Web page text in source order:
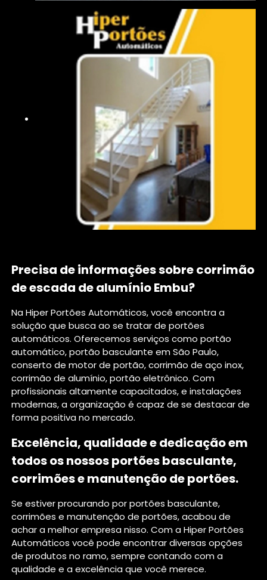
Precisa de informações sobre corrimão
de escada de alumínio Embu?
Na Hiper Portões Automáticos, você encontra a
solução que busca ao se tratar de portões
automáticos. Oferecemos serviços como portão
automático, portão basculante em São Paulo,
conserto de motor de portão, corrimão de aço inox,
corrimão de alumínio, portão eletrônico. Com
profissionais altamente capacitados, e instalações
modernas, a organização é capaz de se destacar de
forma positiva no mercado.
Excelência, qualidade e dedicação em
todos os nossos portões basculante,
corrimões e manutenção de portões.
Se estiver procurando por portões basculante,
corrimões e manutenção de portões, acabou de
achar a melhor empresa nisso. Com a Hiper Portões
Automáticos você pode encontrar diversas opções
de produtos no ramo, sempre contando com a
qualidade e a excelência que você merece.